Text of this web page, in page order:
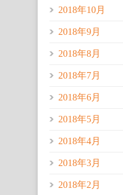
2018年10月
2018年9月
2018年8月
2018年7月
2018年6月
2018年5月
2018年4月
2018年3月
2018年2月